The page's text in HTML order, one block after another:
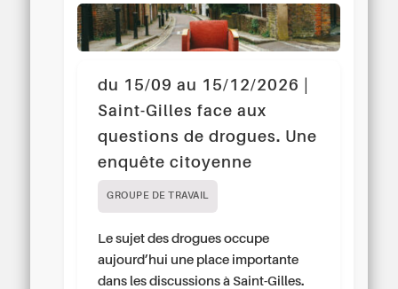
du 15/09 au 15/12/2026 |
Saint-Gilles face aux
questions de drogues. Une
enquête citoyenne
GROUPE DE TRAVAIL
Le sujet des drogues occupe
aujourd’hui une place importante
dans les discussions à Saint-Gilles.